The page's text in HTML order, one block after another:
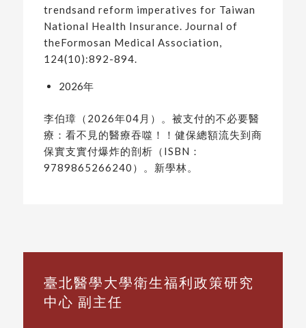
trendsand reform imperatives for Taiwan
National Health Insurance. Journal of
theFormosan Medical Association,
124(10):892-894.
2026年
李伯璋（2026年04月）。被支付的不必要醫
療：看不見的醫療吞噬！！健保總額流失到商
保實支實付爆炸的剖析（ISBN：
9789865266240）。新學林。
臺北醫學大學衛生福利政策研究
中心 副主任